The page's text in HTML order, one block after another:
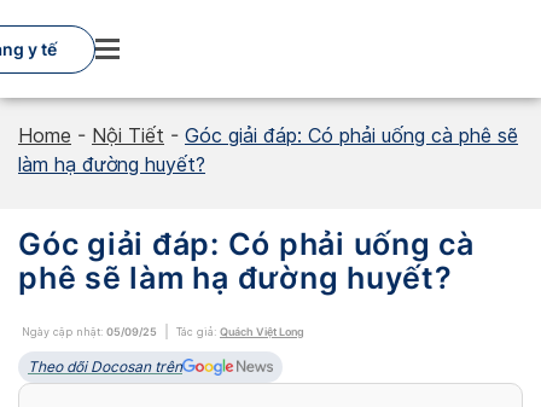
to
content
y tế
Home - Nội Tiết - Góc giải đáp: Có phải uống cà phê sẽ
làm hạ đường huyết?
Góc giải đáp: Có phải uống cà
phê sẽ làm hạ đường huyết?
Ngày cập nhật: 05/09/25 Tác giả: Quách Việt Long
Theo dõi Docosan trên